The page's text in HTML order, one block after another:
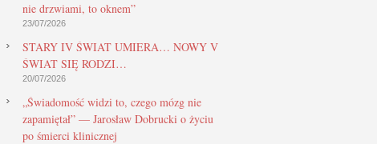
nie drzwiami, to oknem”
23/07/2026
STARY IV ŚWIAT UMIERA… NOWY V
ŚWIAT SIĘ RODZI…
20/07/2026
„Świadomość widzi to, czego mózg nie
zapamiętał” — Jarosław Dobrucki o życiu
po śmierci klinicznej